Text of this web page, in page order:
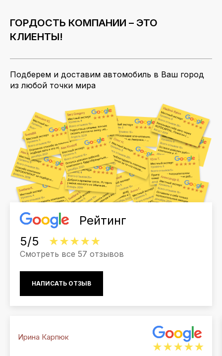
ГОРДОСТЬ КОМПАНИИ – ЭТО
КЛИЕНТЫ!
Подберем и доставим автомобиль в Ваш город
из любой точки мира
Рейтинг
5/5
Смотреть все 57 отзывов
НАПИСАТЬ ОТЗЫВ
Ирина Карпюк